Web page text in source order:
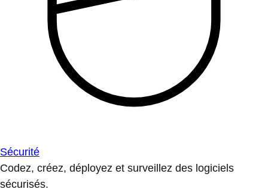
Sécurité
Codez, créez, déployez et surveillez des logiciels
sécurisés.